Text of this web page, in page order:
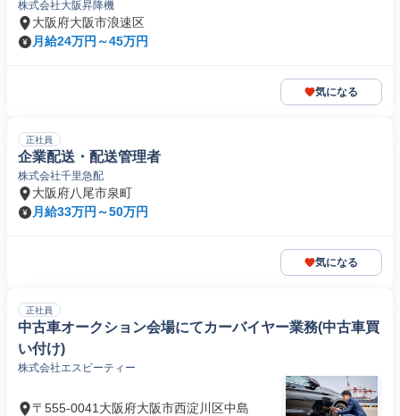
株式会社大阪昇降機
大阪府大阪市浪速区
月給24万円～45万円
気になる
正社員
企業配送・配送管理者
株式会社千里急配
大阪府八尾市泉町
月給33万円～50万円
気になる
正社員
中古車オークション会場にてカーバイヤー業務(中古車買
い付け)
株式会社エスビーティー
〒555-0041大阪府大阪市西淀川区中島